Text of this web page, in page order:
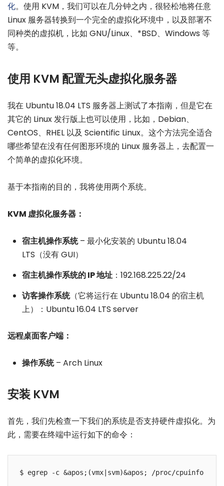
化。使用 KVM，我们可以在几分钟之内，很轻松地将任意
Linux 服务器转换到一个完全的虚拟化环境中，以及部署不
同种类的虚拟机，比如 GNU/Linux、*BSD、Windows 等
等。
使用 KVM 配置无头虚拟化服务器
我在 Ubuntu 18.04 LTS 服务器上测试了本指南，但是它在
其它的 Linux 发行版上也可以使用，比如，Debian、
CentOS、RHEL 以及 Scientific Linux。这个方法完全适合
哪些希望在没有任何图形环境的 Linux 服务器上，去配置一
个简单的虚拟化环境。
基于本指南的目的，我将使用两个系统。
KVM 虚拟化服务器：
宿主机操作系统– 最小化安装的 Ubuntu 18.04
LTS（没有 GUI）
宿主机操作系统的 IP 地址：192.168.225.22/24
访客操作系统（它将运行在 Ubuntu 18.04 的宿主机
上）：Ubuntu 16.04 LTS server
远程桌面客户端：
操作系统– Arch Linux
安装 KVM
首先，我们先检查一下我们的系统是否支持硬件虚拟化。为
此，需要在终端中运行如下的命令：
$ egrep -c &apos;(vmx|svm)&apos; /proc/cpuinfo